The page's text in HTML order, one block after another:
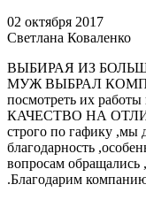
02 октября 2017
Светлана Коваленко
ВЫБИРАЯ ИЗ
МУЖ ВЫБРАЛ
посмотреть их работы
КАЧЕСТВО НА
строго по гафику ,мы
благодарность
вопросам обращались
.Благодарим